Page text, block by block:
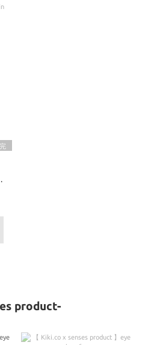
product-